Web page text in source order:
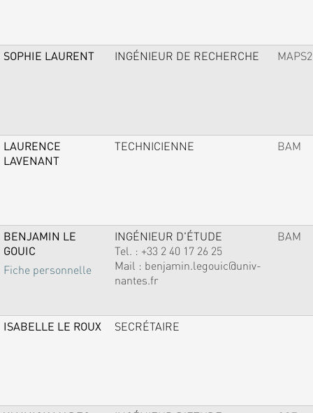
SOPHIE LAURENT INGÉNIEUR DE RECHERCHE MAPS2
LAURENCE
LAVENANT
TECHNICIENNE BAM
BENJAMIN LE
GOUIC
Fiche personnelle
INGÉNIEUR D'ÉTUDE
Tel. : +33 2 40 17 26 25
Mail : benjamin.legouic@univ-
nantes.fr
BAM
ISABELLE LE ROUX SECRÉTAIRE